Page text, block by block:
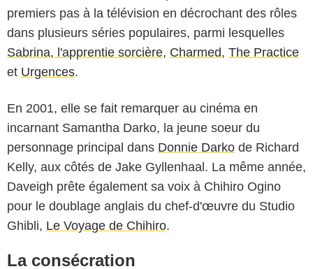
premiers pas à la télévision en décrochant des rôles
dans plusieurs séries populaires, parmi lesquelles
Sabrina, l'apprentie sorcière, Charmed, The Practice
et Urgences.
En 2001, elle se fait remarquer au cinéma en
incarnant Samantha Darko, la jeune soeur du
personnage principal dans Donnie Darko de Richard
Kelly, aux côtés de Jake Gyllenhaal. La même année,
Daveigh prête également sa voix à Chihiro Ogino
pour le doublage anglais du chef-d'œuvre du Studio
Ghibli, Le Voyage de Chihiro.
La consécration